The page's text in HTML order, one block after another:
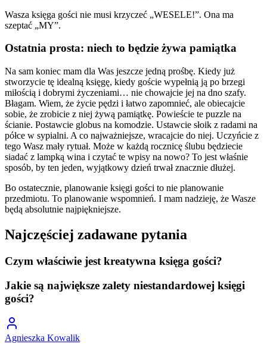
Wasza księga gości nie musi krzyczeć „WESELE!”. Ona ma
szeptać „MY”.
Ostatnia prosta: niech to będzie żywa pamiątka
Na sam koniec mam dla Was jeszcze jedną prośbę. Kiedy już
stworzycie tę idealną księgę, kiedy goście wypełnią ją po brzegi
miłością i dobrymi życzeniami… nie chowajcie jej na dno szafy.
Błagam. Wiem, że życie pędzi i łatwo zapomnieć, ale obiecajcie
sobie, że zrobicie z niej żywą pamiątkę. Powieście te puzzle na
ścianie. Postawcie globus na komodzie. Ustawcie słoik z radami na
półce w sypialni. A co najważniejsze, wracajcie do niej. Uczyńcie z
tego Wasz mały rytuał. Może w każdą rocznicę ślubu będziecie
siadać z lampką wina i czytać te wpisy na nowo? To jest właśnie
sposób, by ten jeden, wyjątkowy dzień trwał znacznie dłużej.
Bo ostatecznie, planowanie księgi gości to nie planowanie
przedmiotu. To planowanie wspomnień. I mam nadzieję, że Wasze
będą absolutnie najpiękniejsze.
Najczęściej zadawane pytania
Czym właściwie jest kreatywna księga gości?
Jakie są największe zalety niestandardowej księgi
gości?
Agnieszka Kowalik